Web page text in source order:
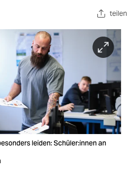
teilen
leiden: Schü­le­r:in­nen an